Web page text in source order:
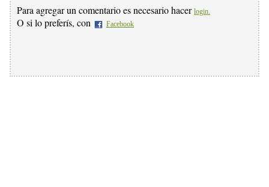
Para agregar un comentario es necesario hacer login.
O si lo preferís, con Facebook